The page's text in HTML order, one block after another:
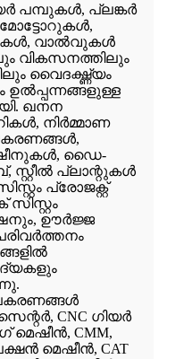
പമ്പുകൾ, പ്ലങ്കർ
വാൽവുകൾ
വികസനത്തിലും
വൈദഗ്ദ്ധ്യം
ഉൽപ്പന്നങ്ങളുള്ള
ഖനന
നിർമ്മാണ
ഡൈ-
സ്റ്റീൽ പ്ലാന്റുകൾ
പ്രോജക്റ്റ്
ഊർജ്ജ
CNC ഗിയർ
CMM,
മെഷീൻ, CAT